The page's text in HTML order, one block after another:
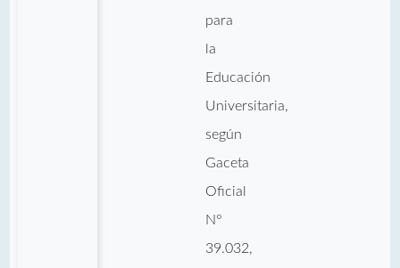
para
la
Educación
Universitaria,
según
Gaceta
Oficial
N°
39.032,